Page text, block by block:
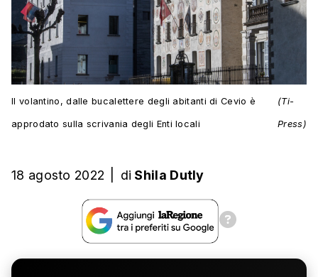
Il volantino, dalle bucalettere degli abitanti di Cevio è
approdato sulla scrivania degli Enti locali
(Ti-
Press)
18 agosto 2022 di Shila Dutly